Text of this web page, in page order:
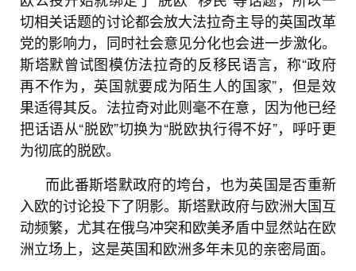
切相关话题的讨论都会放大法拉奇主导的英国改革
党的影响力，同时社会意见分化也会进一步激化。
斯塔默曾试图模仿法拉奇的反移民语言，称“政府
再不作为，英国就要成为陌生人的国家”，但是效
果适得其反。法拉奇对此则毫不在意，因为他已经
把话语从“脱欧”切换为“脱欧执行得不好”，呼吁更
为彻底的脱欧。
而此番斯塔默政府的垮台，也为英国是否重新
入欧的讨论投下了阴影。斯塔默政府与欧洲大国互
动频繁，尤其在俄乌冲突和欧美矛盾中显然站在欧
洲立场上，这是英国和欧洲多年未见的亲密局面。